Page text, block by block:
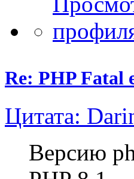
Re: PHP
Цитата:
Версию